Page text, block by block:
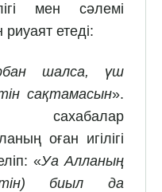
мен сәлемі
етеді:
шалса, үш
сақтамасын».
оған игілігі
«Уа Алланың
биыл да